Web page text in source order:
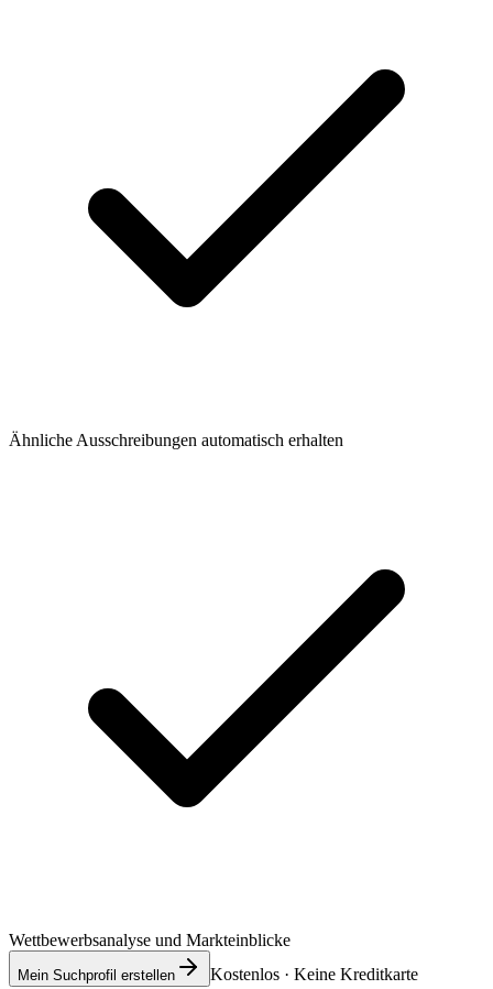
Ähnliche Ausschreibungen automatisch erhalten
Wettbewerbsanalyse und Markteinblicke
Mein Suchprofil erstellen Kostenlos · Keine Kreditkarte